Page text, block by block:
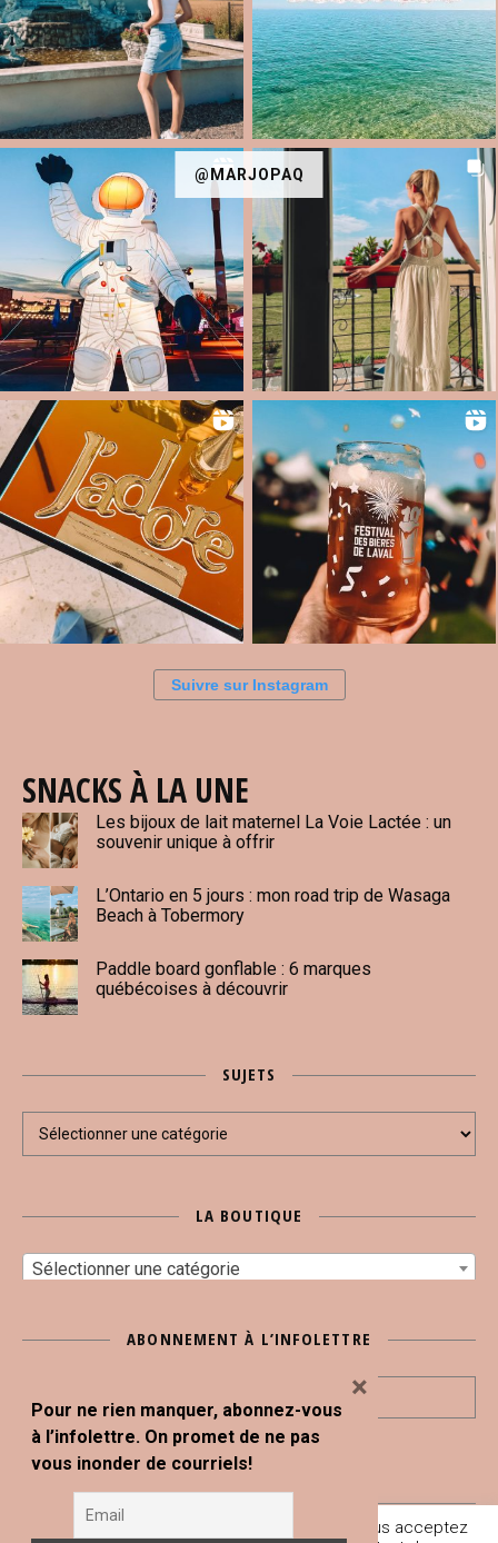
@MARJOPAQ
Suivre sur Instagram
SNACKS À LA UNE
Les bijoux de lait maternel La Voie Lactée : un
souvenir unique à offrir
L’Ontario en 5 jours : mon road trip de Wasaga
Beach à Tobermory
Paddle board gonflable : 6 marques
québécoises à découvrir
SUJETS
Sujets
LA BOUTIQUE
Sélectionner une catégorie
ABONNEMENT À L’INFOLETTRE
En poursuivant votre navigation sur ce site, vous acceptez
Pour ne rien manquer, abonnez-vous
à l’infolettre. On promet de ne pas
vous inonder de courriels!
×